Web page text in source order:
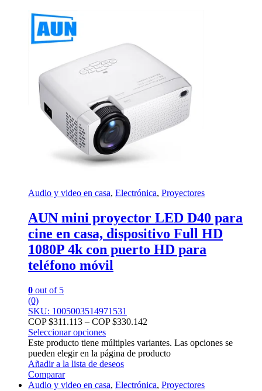
Audio y video en casa, Electrónica, Proyectores
AUN mini proyector LED D40 para
cine en casa, dispositivo Full HD
1080P 4k con puerto HD para
teléfono móvil
0 out of 5
(0)
SKU: 1005003514971531
COP $311.113 – COP $330.142
Seleccionar opciones
Este producto tiene múltiples variantes. Las opciones se
pueden elegir en la página de producto
Añadir a la lista de deseos
Comparar
Audio y video en casa, Electrónica, Proyectores